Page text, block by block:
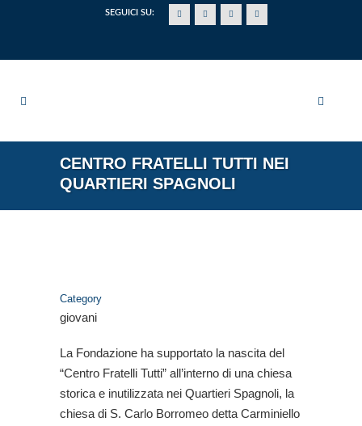
SEGUICI SU:
CENTRO FRATELLI TUTTI NEI
QUARTIERI SPAGNOLI
Category
giovani
La Fondazione ha supportato la nascita del
“Centro Fratelli Tutti” all’interno di una chiesa
storica e inutilizzata nei Quartieri Spagnoli, la
chiesa di S. Carlo Borromeo detta Carminiello